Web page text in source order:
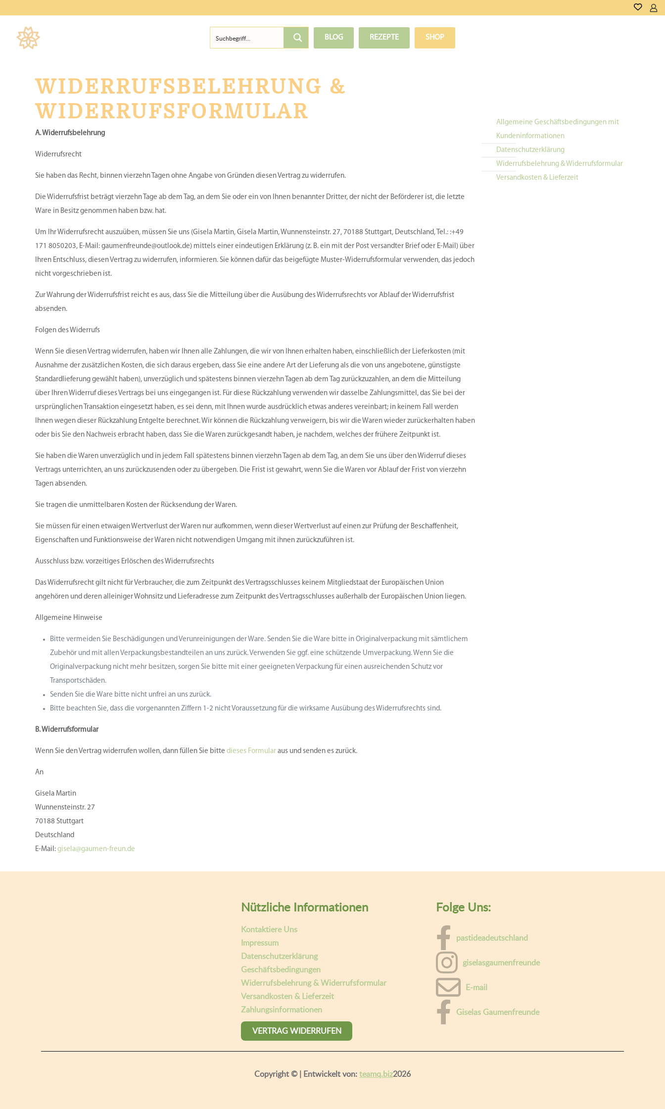
BLOG REZEPTE SHOP
WIDERRUFSBELEHRUNG &
WIDERRUFSFORMULAR
A. Widerrufsbelehrung
Widerrufsrecht
Sie haben das Recht, binnen vierzehn Tagen ohne Angabe von Gründen diesen Vertrag zu widerrufen.
Die Widerrufsfrist beträgt vierzehn Tage ab dem Tag, an dem Sie oder ein von Ihnen benannter Dritter, der nicht der Beförderer ist, die letzte
Ware in Besitz genommen haben bzw. hat.
Um Ihr Widerrufsrecht auszuüben, müssen Sie uns (Gisela Martin, Gisela Martin, Wunnensteinstr. 27, 70188 Stuttgart, Deutschland, Tel.: :+49
171 8050203, E-Mail: gaumenfreunde@outlook.de) mittels einer eindeutigen Erklärung (z. B. ein mit der Post versandter Brief oder E-Mail) über
Ihren Entschluss, diesen Vertrag zu widerrufen, informieren. Sie können dafür das beigefügte Muster-Widerrufsformular verwenden, das jedoch
nicht vorgeschrieben ist.
Zur Wahrung der Widerrufsfrist reicht es aus, dass Sie die Mitteilung über die Ausübung des Widerrufsrechts vor Ablauf der Widerrufsfrist
absenden.
Folgen des Widerrufs
Wenn Sie diesen Vertrag widerrufen, haben wir Ihnen alle Zahlungen, die wir von Ihnen erhalten haben, einschließlich der Lieferkosten (mit
Ausnahme der zusätzlichen Kosten, die sich daraus ergeben, dass Sie eine andere Art der Lieferung als die von uns angebotene, günstigste
Standardlieferung gewählt haben), unverzüglich und spätestens binnen vierzehn Tagen ab dem Tag zurückzuzahlen, an dem die Mitteilung
über Ihren Widerruf dieses Vertrags bei uns eingegangen ist. Für diese Rückzahlung verwenden wir dasselbe Zahlungsmittel, das Sie bei der
ursprünglichen Transaktion eingesetzt haben, es sei denn, mit Ihnen wurde ausdrücklich etwas anderes vereinbart; in keinem Fall werden
Ihnen wegen dieser Rückzahlung Entgelte berechnet. Wir können die Rückzahlung verweigern, bis wir die Waren wieder zurückerhalten haben
oder bis Sie den Nachweis erbracht haben, dass Sie die Waren zurückgesandt haben, je nachdem, welches der frühere Zeitpunkt ist.
Sie haben die Waren unverzüglich und in jedem Fall spätestens binnen vierzehn Tagen ab dem Tag, an dem Sie uns über den Widerruf dieses
Vertrags unterrichten, an uns zurückzusenden oder zu übergeben. Die Frist ist gewahrt, wenn Sie die Waren vor Ablauf der Frist von vierzehn
Tagen absenden.
Sie tragen die unmittelbaren Kosten der Rücksendung der Waren.
Sie müssen für einen etwaigen Wertverlust der Waren nur aufkommen, wenn dieser Wertverlust auf einen zur Prüfung der Beschaffenheit,
Eigenschaften und Funktionsweise der Waren nicht notwendigen Umgang mit ihnen zurückzuführen ist.
Ausschluss bzw. vorzeitiges Erlöschen des Widerrufsrechts
Das Widerrufsrecht gilt nicht für Verbraucher, die zum Zeitpunkt des Vertragsschlusses keinem Mitgliedstaat der Europäischen Union
angehören und deren alleiniger Wohnsitz und Lieferadresse zum Zeitpunkt des Vertragsschlusses außerhalb der Europäischen Union liegen.
Allgemeine Hinweise
Bitte vermeiden Sie Beschädigungen und Verunreinigungen der Ware. Senden Sie die Ware bitte in Originalverpackung mit sämtlichem
Zubehör und mit allen Verpackungsbestandteilen an uns zurück. Verwenden Sie ggf. eine schützende Umverpackung. Wenn Sie die
Originalverpackung nicht mehr besitzen, sorgen Sie bitte mit einer geeigneten Verpackung für einen ausreichenden Schutz vor
Transportschäden.
Senden Sie die Ware bitte nicht unfrei an uns zurück.
Bitte beachten Sie, dass die vorgenannten Ziffern 1-2 nicht Voraussetzung für die wirksame Ausübung des Widerrufsrechts sind.
B. Widerrufsformular
Wenn Sie den Vertrag widerrufen wollen, dann füllen Sie bittedieses Formular aus und senden es zurück.
An
Gisela Martin
Wunnensteinstr. 27
70188 Stuttgart
Deutschland
E-Mail:gisela@gaumen-freun.de
Allgemeine Geschäftsbedingungen mit
Kundeninformationen
Datenschutzerklärung
Widerrufsbelehrung & Widerrufsformular
Versandkosten & Lieferzeit
Nützliche Informationen
Kontaktiere Uns
Impressum
Datenschutzerklärung
Geschäftsbedingungen
Widerrufsbelehrung & Widerrufsformular
Versandkosten & Lieferzeit
Zahlungsinformationen
VERTRAG WIDERRUFEN
Folge Uns:
pastideadeutschland
giselasgaumenfreunde
E-mail
Giselas Gaumenfreunde
Copyright © | Entwickelt von:teamq.biz2026